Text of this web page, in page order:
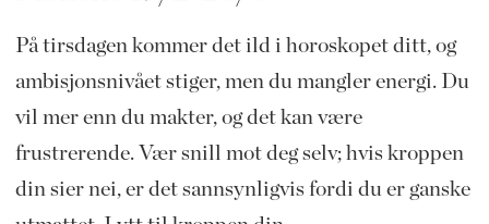
På tirsdagen kommer det ild i horoskopet ditt, og
ambisjonsnivået stiger, men du mangler energi. Du
vil mer enn du makter, og det kan være
frustrerende. Vær snill mot deg selv; hvis kroppen
din sier nei, er det sannsynligvis fordi du er ganske